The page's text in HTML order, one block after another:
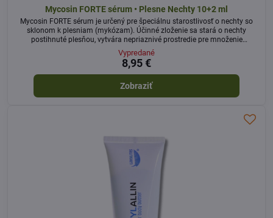
Mycosin FORTE sérum • Plesne Nechty 10+2 ml
Mycosin FORTE sérum je určený pre špeciálnu starostlivosť o nechty so
sklonom k plesniam (mykózam). Účinné zloženie sa stará o nechty
postihnuté plesňou, vytvára nepriaznivé prostredie pre množenie
nechtových plesní, čistí nechty, zlepšuje vzhľad a pevnosť nechtov,
zmierňuje lámanie, nevzhľadné zafarbenie a štiepenie nechtov.
Vypredané
8,95 €
Zobraziť